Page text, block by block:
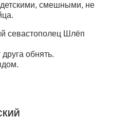
смешными, не
севастополец Шлёп
обнять.